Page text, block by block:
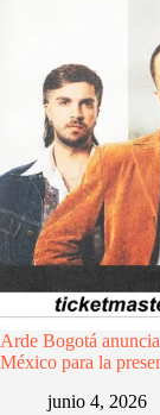
Arde Bogotá
México para la
junio 4, 2026